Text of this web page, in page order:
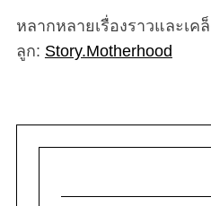
หลากหลายเรื่องราวและเค
ลูก: Story.Motherhood